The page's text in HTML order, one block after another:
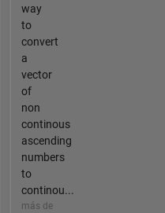
way
to
convert
a
vector
of
non
continous
ascending
numbers
to
continou...
más de